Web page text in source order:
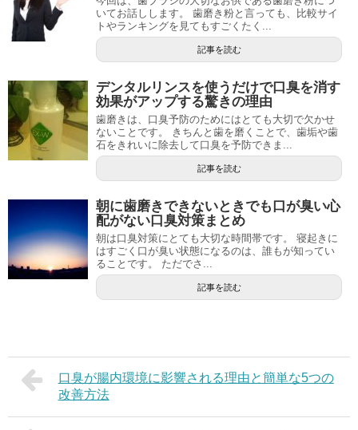
いてお話しします。 歯磨き粉と言っても、比較サイ
トやランキングを見てもすごくたく...
記事を読む
デンタルリンスを使うだけで口臭を消す
効果がアップする驚きの理由
歯磨きは、口臭予防のためにはとても大切で欠かせ
ないことです。 きちんと歯を磨くことで、歯垢や歯
石をきれいに除去して口臭を予防できま...
記事を読む
朝に歯磨きできないときでも口が臭い心
配がない口臭対策まとめ
朝は口臭対策にとても大切な時間帯です。 寝起きに
はすごく口が臭い状態になるのは、誰もが知ってい
ることです。 ただでさ...
記事を読む
口臭が腸内環境に影響される理由と簡単な5つの
改善方法